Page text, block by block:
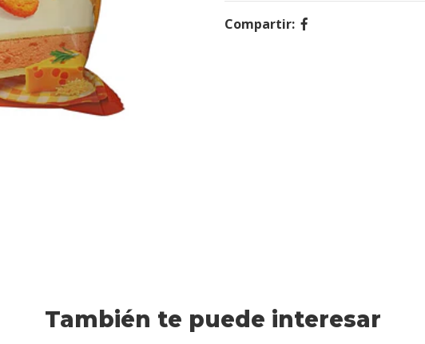
Compartir:
También te puede interesar